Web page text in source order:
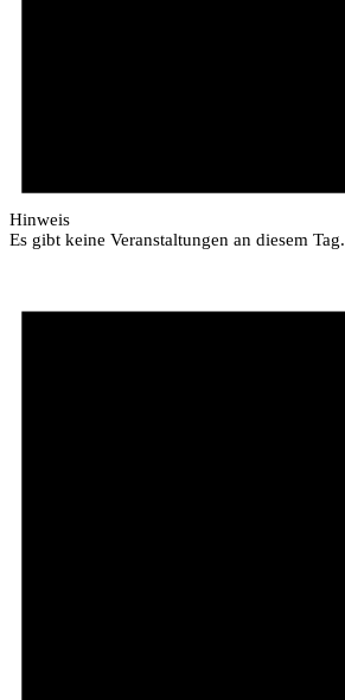
Hinweis
Es gibt keine Veranstaltungen an diesem Tag.